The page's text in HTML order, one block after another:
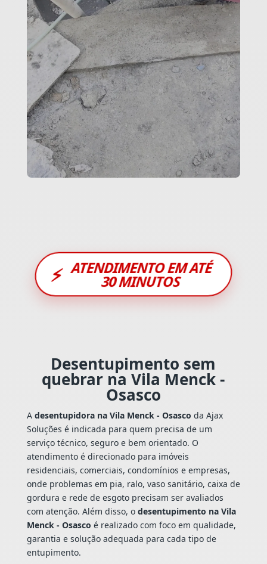
⚡ ATENDIMENTO EM ATÉ
30 MINUTOS
Desentupimento sem
quebrar na Vila Menck -
Osasco
A desentupidora na Vila Menck - Osasco da Ajax
Soluções é indicada para quem precisa de um
serviço técnico, seguro e bem orientado. O
atendimento é direcionado para imóveis
residenciais, comerciais, condomínios e empresas,
onde problemas em pia, ralo, vaso sanitário, caixa de
gordura e rede de esgoto precisam ser avaliados
com atenção. Além disso, o desentupimento na Vila
Menck - Osasco é realizado com foco em qualidade,
garantia e solução adequada para cada tipo de
entupimento.